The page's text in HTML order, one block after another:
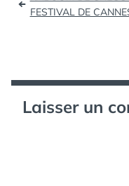
deFESTIVAL DE
Laisser un